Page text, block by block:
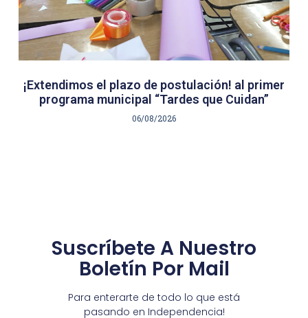
¡Extendimos el plazo de postulación! al primer
programa municipal “Tardes que Cuidan”
06/08/2026
Suscríbete A Nuestro
Boletín Por Mail
Para enterarte de todo lo que está
pasando en Independencia!